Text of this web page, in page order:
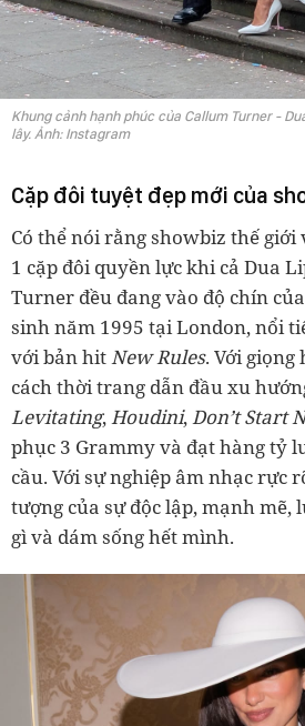
Khung cảnh hạnh phúc của Callum Turner -
lây. Ảnh: Instagram
Cặp đôi tuyệt đẹp mới của
Có thể nói rằng showbiz thế
1 cặp đôi quyền lực khi cả Dua
Turner đều đang vào độ chín
sinh năm 1995 tại London, nổi
với bản hitNew Rules. Với giọng
cách thời trang dẫn đầu xu
Levitating,Houdini,Don’t Start
phục 3 Grammy và đạt hàng tỷ
cầu. Với sự nghiệp âm nhạc rực
tượng của sự độc lập, mạnh
gì và dám sống hết mình.